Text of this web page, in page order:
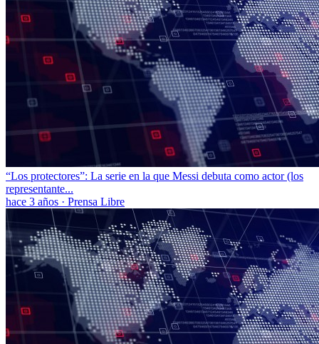
“Los protectores”: La serie en la que Messi debuta como actor (los
representante...
hace 3 años · Prensa Libre